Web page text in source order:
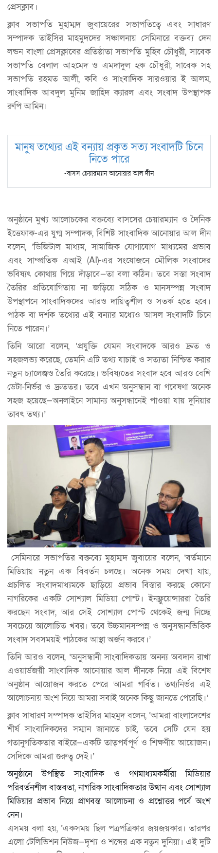
প্রেসক্লাব।
ক্লাব সভাপতি মুহাম্মদ জুবায়েরের সভাপতিত্বে এবং সাধারণ
সম্পাদক তাইসির মাহমুদদের সঞ্চালনায় সেমিনারে বক্তব্য দেন
লন্ডন বাংলা প্রেসক্লাবের প্রতিষ্ঠাতা সভাপতি মুহিব চৌধুরী, সাবেক
সভাপতি বেলাল আহমেদ ও এমদাদুল হক চৌধুরী, সাবেক সহ
সভাপতি রহমত আলী, কবি ও সাংবাদিক সারওয়ার ই আলম,
সাংবাদিক আবদুল মুনিম জাহিদ ক্যারল এবং সংবাদ উপস্থাপক
রুপি আমিন।
মানুষ তথ্যের এই বন্যায় প্রকৃত সত্য সংবাদটি চিনে
নিতে পারে
-বাসস চেয়ারম্যান আনোয়ার আল দীন
অনুষ্ঠানে মুখ্য আলোচকের বক্তব্যে বাসসের চেয়ারম্যান ও দৈনিক
ইত্তেফাক-এর যুগ্ম সম্পাদক, বিশিষ্ট সাংবাদিক আনোয়ার আল দীন
বলেন, ‘ডিজিটাল মাধ্যম, সামাজিক যোগাযোগ মাধ্যমের প্রভাব
এবং সাম্প্রতিক এআই (AI)-এর সংযোজনে মৌলিক সংবাদের
ভবিষ্যৎ কোথায় গিয়ে দাঁড়াবে—তা বলা কঠিন। তবে সস্তা সংবাদ
তৈরির প্রতিযোগিতায় না জড়িয়ে সঠিক ও মানসম্পন্ন সংবাদ
উপস্থাপনে সাংবাদিকদের আরও দায়িত্বশীল ও সতর্ক হতে হবে।
পাঠক বা দর্শক তথ্যের এই বন্যার মধ্যেও আসল সংবাদটি চিনে
নিতে পারেন।’
তিনি আরো বলেন, ‘প্রযুক্তি যেমন সংবাদকে আরও দ্রুত ও
সহজলভ্য করেছে, তেমনি এটি তথ্য যাচাই ও সত্যতা নিশ্চিত করার
নতুন চ্যালেঞ্জও তৈরি করেছে। ভবিষ্যতের সংবাদ হবে আরও বেশি
ডেটা-নির্ভর ও দ্রুততর। তবে এখন অনুসন্ধান বা গবেষণা অনেক
সহজ হয়েছে—অনলাইনে সামান্য অনুসন্ধানেই পাওয়া যায় দুনিয়ার
তাবৎ তথ্য।’
সেমিনারে সভাপতির বক্তব্যে মুহাম্মদ জুবায়ের বলেন, ‘বর্তমানে
মিডিয়ায় নতুন এক বিবর্তন চলছে। অনেক সময় দেখা যায়,
প্রচলিত সংবাদমাধ্যমকে ছাড়িয়ে প্রভাব বিস্তার করছে কোনো
নাগরিকের একটি সোশ্যাল মিডিয়া পোস্ট। ইনফ্লুয়েন্সাররা তৈরি
করছেন সংবাদ, আর সেই সোশ্যাল পোস্ট থেকেই জন্ম নিচ্ছে
সবচেয়ে আলোচিত খবর। তবে উচ্চমানসম্পন্ন ও অনুসন্ধানভিত্তিক
সংবাদ সবসময়ই পাঠকের আস্থা অর্জন করবে।’
তিনি আরও বলেন, ‘অনুসন্ধানী সাংবাদিকতায় অনন্য অবদান রাখা
এওয়ার্ডজয়ী সাংবাদিক আনোয়ার আল দীনকে নিয়ে এই বিশেষ
অনুষ্ঠান আয়োজন করতে পেরে আমরা গর্বিত। তথ্যনির্ভর এই
আলোচনায় অংশ নিয়ে আমরা সবাই অনেক কিছু জানতে পেরেছি।’
ক্লাব সাধারণ সম্পাদক তাইসির মাহমুদ বলেন, ‘আমরা বাংলাদেশের
শীর্ষ সাংবাদিকদের সম্মান জানাতে চাই, তবে সেটি যেন হয়
গতানুগতিকতার বাইরে—একটি তাত্পর্যপূর্ণ ও শিক্ষণীয় আয়োজন।
সেদিকে আমরা গুরুত্ব দেই।’
অনুষ্ঠানে উপস্থিত সাংবাদিক ও গণমাধ্যমকর্মীরা মিডিয়ার
পরিবর্তনশীল বাস্তবতা, নাগরিক সাংবাদিকতার উত্থান এবং সোশ্যাল
মিডিয়ার প্রভাব নিয়ে প্রাণবন্ত আলোচনা ও প্রশ্নোত্তর পর্বে অংশ
নেন।
এসময় বলা হয়, ‘একসময় ছিল পত্রপত্রিকার জয়জয়কার। তারপর
এলো টেলিভিশন নিউজ—দৃশ্য ও শব্দের এক নতুন দুনিয়া। এই দুটি